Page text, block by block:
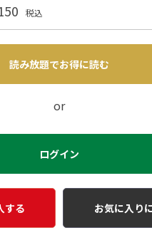
税込
読み放題でお得に読む
or
ログイン
する お気に入り